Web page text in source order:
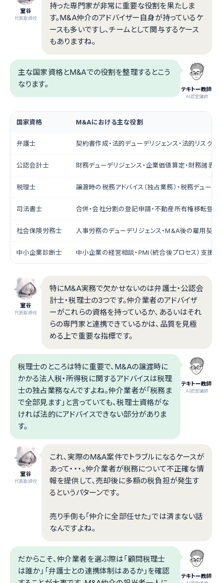
室谷
代表取締役
持った専門家が非常に重要な役割を果たしま
す。M&A仲介のアドバイザー自身が持っているケ
ースも多いですし、チームとして関与するケース
もありますね。
テキトー教師
.AI認定講師
主な国家資格とM&Aでの役割を整理するとこう
なります。
国家資格 M&Aにおける主な役割
弁護士 契約書作成・法的デューデリジェンス・法的リスク評
公認会計士 財務デューデリジェンス・企業価値算定・財務諸表
税理士 譲渡時の税務アドバイス（独占業務）・税務デューデ
司法書士 合併・会社分割の登記申請・不動産所有権移転登記
社会保険労務士 人事労務のデューデリジェンス・M&A後の雇用契約
中小企業診断士 中小企業の経営相談・PMI（統合後プロセス）支援
室谷
代表取締役
特にM&A実務で欠かせないのは弁護士・公認会
計士・税理士の3つです。仲介業者のアドバイザ
ーがこれらの資格を持っているか、あるいはそれ
らの専門家と連携できているかは、品質を見極
める上で重要な指標です。
テキトー教師
.AI認定講師
税理士のところは特に重要で、M&Aの譲渡時に
かかる法人税・所得税に関するアドバイスは税理
士の独占業務なんですよね。仲介業者が「税務ま
で全部見ます」と言っていても、税理士資格がな
ければ法的にアドバイスできない部分がありま
す。
室谷
代表取締役
これ、実際のM&A案件でトラブルになるケースが
あって・・・。仲介業者が税務について不正確な情
報を提供して、売却後に多額の税負担が発生す
るというパターンです。
売り手側も「仲介に全部任せた」では済まない話
なんですよね。
テキトー教師
だからこそ、仲介業者を選ぶ際は「顧問税理士
は誰か」「弁護士との連携体制はあるか」を確認